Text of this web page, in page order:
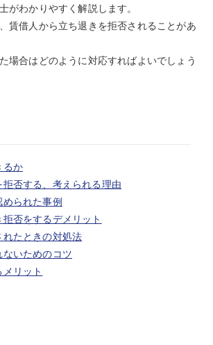
がわかりやすく解説します。
賃借人から立ち退きを拒否されることがあ
場合はどのように対応すればよいでしょう
るか
否する、考えられる理由
められた事例
否をするデメリット
たときの対処法
いためのコツ
リット